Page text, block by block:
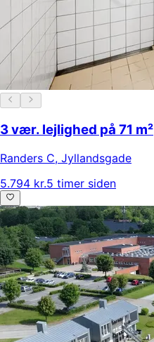
3 vær. lejlighed på 71 m²
Randers C, Jyllandsgade
5.794 kr.5 timer siden